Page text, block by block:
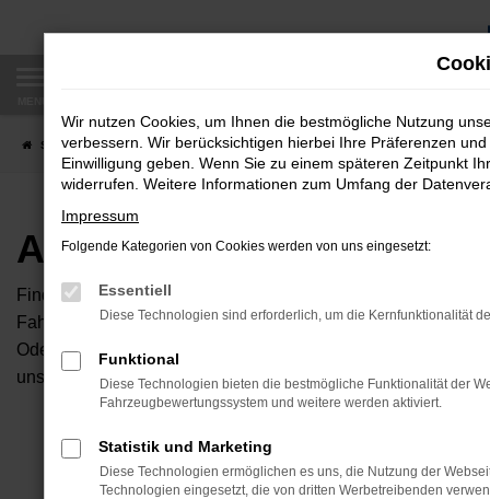
Zum
Startseite Fahrzeugangebote Autobörse
Autobörse
Finden Sie Ihren neuen Traumwagen bei uns. Dafür haben
Fahrzeuge an, die bei uns auf dem Hof stehen. Dann
Oder Sie klicken auf den Button Autobörse und Sie haben
unserem Händlernetzwerk. Diese Fahrzeuge können wir
Wir nutzen Cookies, um Ihnen die bestmögliche Nutzung
verbessern. Wir berücksichtigen hierbei Ihre Präferenzen
Einwilligung geben. Wenn Sie zu einem späteren Zeitpunkt
widerrufen. Weitere Informationen zum Umfang der
Impressum
Folgende Kategorien von Cookies werden von uns eingesetzt:
Essentiell
Diese Technologien sind erforderlich, um die Kernfunktionalität
Funktional
Diese Technologien bieten die bestmögliche Funktionalität der
Fahrzeugbewertungssystem und weitere werden aktiviert.
Statistik und Marketing
Diese Technologien ermöglichen es uns, die Nutzung der
Technologien eingesetzt, die von dritten Werbetreibenden